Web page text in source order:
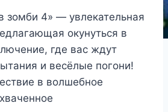
зомби 4» — увлекательная
окунуться в
где вас ждут
и весёлые погони!
в волшебное